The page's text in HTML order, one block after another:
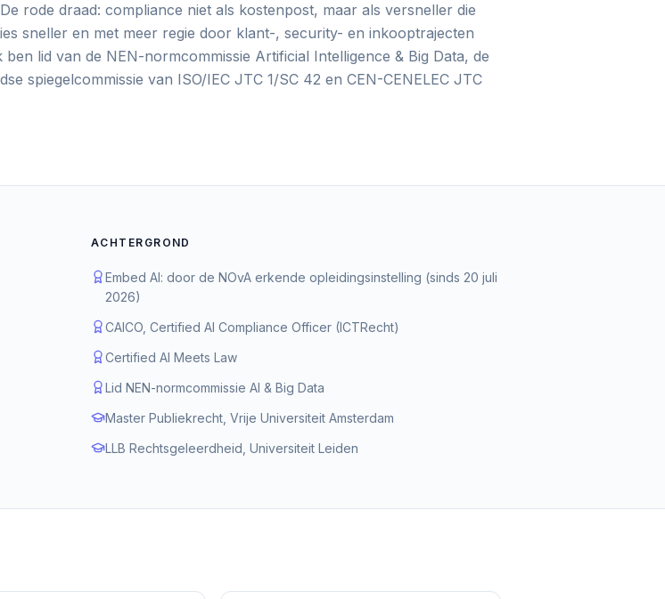
rode draad: compliance niet als kostenpost, maar als versneller die
sneller en met meer regie door klant-, security- en inkooptrajecten
ben lid van de NEN-normcommissie Artificial Intelligence & Big Data, de
spiegelcommissie van ISO/IEC JTC 1/SC 42 en CEN-CENELEC JTC
ACHTERGROND
Embed AI: door de NOvA erkende opleidingsinstelling (sinds 20 juli
2026)
CAICO, Certified AI Compliance Officer (ICTRecht)
Certified AI Meets Law
Lid NEN-normcommissie AI & Big Data
Master Publiekrecht, Vrije Universiteit Amsterdam
LLB Rechtsgeleerdheid, Universiteit Leiden